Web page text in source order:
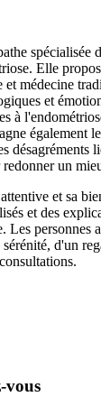
spécialisée
Elle
et médecine
et
à
également
désagréments
un
et sa
et des
Les personnes
d'un
vous